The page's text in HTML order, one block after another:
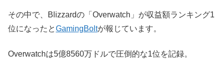
その中で、Blizzardの「Overwatch」が収益額ランキング1
位になったとGamingBoltが報じています。
Overwatchは5億8560万ドルで圧倒的な1位を記録。